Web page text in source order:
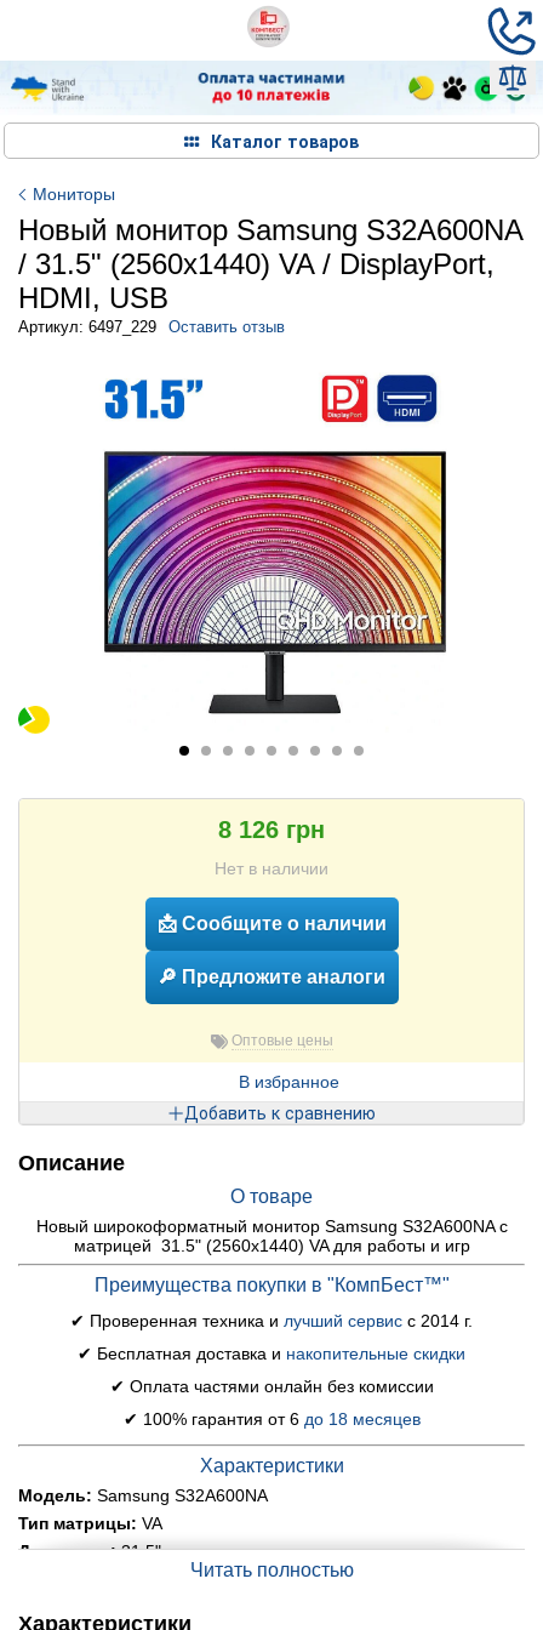
Каталог товаров
Мониторы
Новый монитор Samsung S32A600NA
/ 31.5" (2560x1440) VA / DisplayPort,
HDMI, USB
Артикул: 6497_229 Оставить отзыв
8 126 грн
Нет в наличии
📩 Сообщите о наличии
🔎 Предложите аналоги
Оптовые цены
В избранное
Добавить к сравнению
Описание
О товаре
Новый широкоформатный монитор Samsung S32A600NA с
матрицей 31.5" (2560x1440) VA для работы и игр
Преимущества покупки в "КомпБест™"
✔ Проверенная техника и лучший сервис с 2014 г.
✔ Бесплатная доставка и накопительные скидки
✔ Оплата частями онлайн без комиссии
✔ 100% гарантия от 6 до 18 месяцев
Характеристики
Модель: Samsung S32A600NA
Тип матрицы: VA
Диагональ:31.5"
Соотношение сторон:16:9
Читать полностью
Характеристики